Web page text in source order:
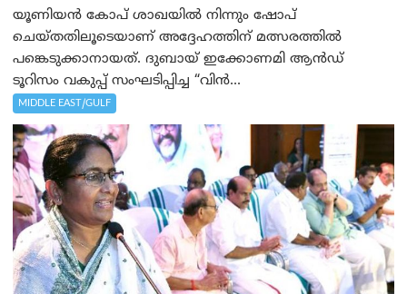
യൂണിയൻ കോപ് ശാഖയിൽ നിന്നും ഷോപ്
ചെയ്തതിലൂടെയാണ് അദ്ദേഹത്തിന് മത്സരത്തിൽ
പങ്കെടുക്കാനായത്. ദുബായ് ഇക്കോണമി ആൻഡ്
ടൂറിസം വകുപ്പ് സംഘടിപ്പിച്ച “വിൻ...
MIDDLE EAST/GULF